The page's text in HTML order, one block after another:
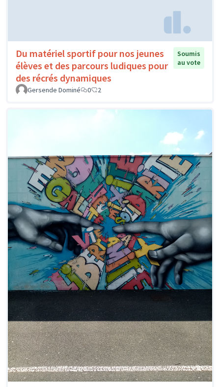
Du matériel sportif pour nos jeunes
élèves et des parcours ludiques pour
des récrés dynamiques
Soumis
au vote
Gersende Dominé 0 2